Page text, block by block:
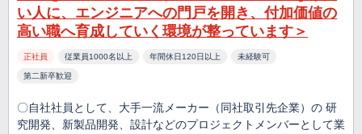
い人に、エンジニアへの門戸を開き、付加価値の
高い職へ育成していく環境が整っています＞
正社員 従業員1000名以上 年間休日120日以上 未経験可
第二新卒歓迎
〇自社社員として、大手一流メーカー（同社取引先企業）の 研
究開発、新製品開発、設計などのプロジェクトメンバーとして業